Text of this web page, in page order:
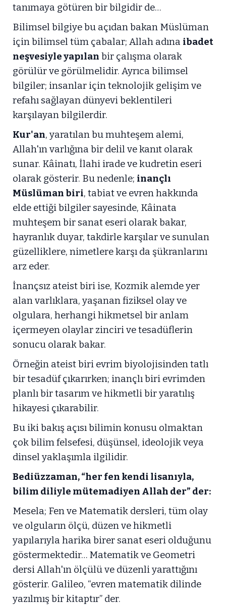
tanımaya götüren bir bilgidir de…
Bilimsel bilgiye bu açıdan bakan Müslüman
için bilimsel tüm çabalar; Allah adına ibadet
neşvesiyle yapılan bir çalışma olarak
görülür ve görülmelidir. Ayrıca bilimsel
bilgiler; insanlar için teknolojik gelişim ve
refahı sağlayan dünyevi beklentileri
karşılayan bilgilerdir.
Kur'an, yaratılan bu muhteşem alemi,
Allah'ın varlığına bir delil ve kanıt olarak
sunar. Kâinatı, İlahi irade ve kudretin eseri
olarak gösterir. Bu nedenle; inançlı
Müslüman biri, tabiat ve evren hakkında
elde ettiği bilgiler sayesinde, Kâinata
muhteşem bir sanat eseri olarak bakar,
hayranlık duyar, takdirle karşılar ve sunulan
güzelliklere, nimetlere karşı da şükranlarını
arz eder.
İnançsız ateist biri ise, Kozmik alemde yer
alan varlıklara, yaşanan fiziksel olay ve
olgulara, herhangi hikmetsel bir anlam
içermeyen olaylar zinciri ve tesadüflerin
sonucu olarak bakar.
Örneğin ateist biri evrim biyolojisinden tatlı
bir tesadüf çıkarırken; inançlı biri evrimden
planlı bir tasarım ve hikmetli bir yaratılış
hikayesi çıkarabilir.
Bu iki bakış açısı bilimin konusu olmaktan
çok bilim felsefesi, düşünsel, ideolojik veya
dinsel yaklaşımla ilgilidir.
Bediüzzaman, “her fen kendi lisanıyla,
bilim diliyle mütemadiyen Allah der” der:
Mesela; Fen ve Matematik dersleri, tüm olay
ve olguların ölçü, düzen ve hikmetli
yapılarıyla harika birer sanat eseri olduğunu
göstermektedir… Matematik ve Geometri
dersi Allah'ın ölçülü ve düzenli yarattığını
gösterir. Galileo, “evren matematik dilinde
yazılmış bir kitaptır” der.